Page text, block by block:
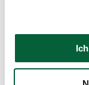
Neue